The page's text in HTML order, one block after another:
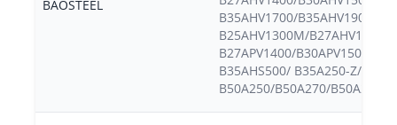
BAOSTEEL
B35AHV1700/B35AHV1900/
B25AHV1300M/
B27APV1400/B30APV1500/
B35AHS500/ B35A250-Z/
B50A250/B50A270/B50A290/